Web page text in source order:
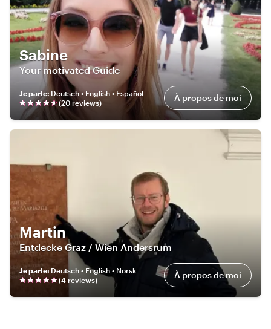
Sabine
Your motivated Guide
Je parle: Deutsch • English • Español
(20 reviews) À propos de moi
Martin
Entdecke Graz / Wien Andersrum
Je parle: Deutsch • English • Norsk
(4 reviews) À propos de moi